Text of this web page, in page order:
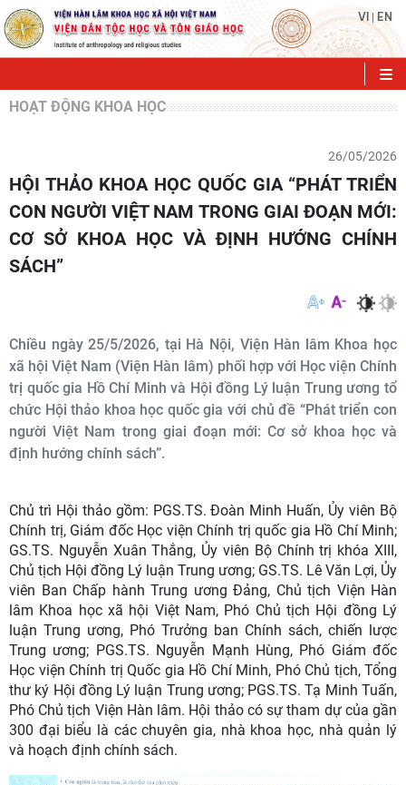
VI | EN
HOẠT ĐỘNG KHOA HỌC
26/05/2026
HỘI THẢO KHOA HỌC QUỐC GIA “PHÁT TRIỂN
CON NGƯỜI VIỆT NAM TRONG GIAI ĐOẠN MỚI:
CƠ SỞ KHOA HỌC VÀ ĐỊNH HƯỚNG CHÍNH
SÁCH”
Chiều ngày 25/5/2026, tại Hà Nội, Viện Hàn lâm Khoa học
xã hội Việt Nam (Viện Hàn lâm) phối hợp với Học viện Chính
trị quốc gia Hồ Chí Minh và Hội đồng Lý luận Trung ương tổ
chức Hội thảo khoa học quốc gia với chủ đề “Phát triển con
người Việt Nam trong giai đoạn mới: Cơ sở khoa học và
định hướng chính sách”.
Chủ trì Hội thảo gồm: PGS.TS. Đoàn Minh Huấn, Ủy viên Bộ
Chính trị, Giám đốc Học viện Chính trị quốc gia Hồ Chí Minh;
GS.TS. Nguyễn Xuân Thắng, Ủy viên Bộ Chính trị khóa XIII,
Chủ tịch Hội đồng Lý luận Trung ương; GS.TS. Lê Văn Lợi, Ủy
viên Ban Chấp hành Trung ương Đảng, Chủ tịch Viện Hàn
lâm Khoa học xã hội Việt Nam, Phó Chủ tịch Hội đồng Lý
luận Trung ương, Phó Trưởng ban Chính sách, chiến lược
Trung ương; PGS.TS. Nguyễn Mạnh Hùng, Phó Giám đốc
Học viện Chính trị Quốc gia Hồ Chí Minh, Phó Chủ tịch, Tổng
thư ký Hội đồng Lý luận Trung ương; PGS.TS. Tạ Minh Tuấn,
Phó Chủ tịch Viện Hàn lâm. Hội thảo có sự tham dự của gần
300 đại biểu là các chuyên gia, nhà khoa học, nhà quản lý
và hoạch định chính sách.